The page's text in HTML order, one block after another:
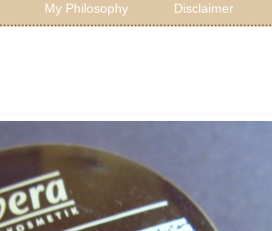
My Philosophy Disclaimer